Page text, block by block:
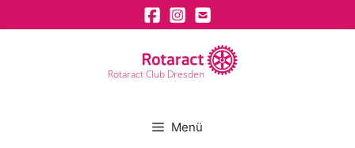
Inhalt
Rotaract Club Dresden
Menü